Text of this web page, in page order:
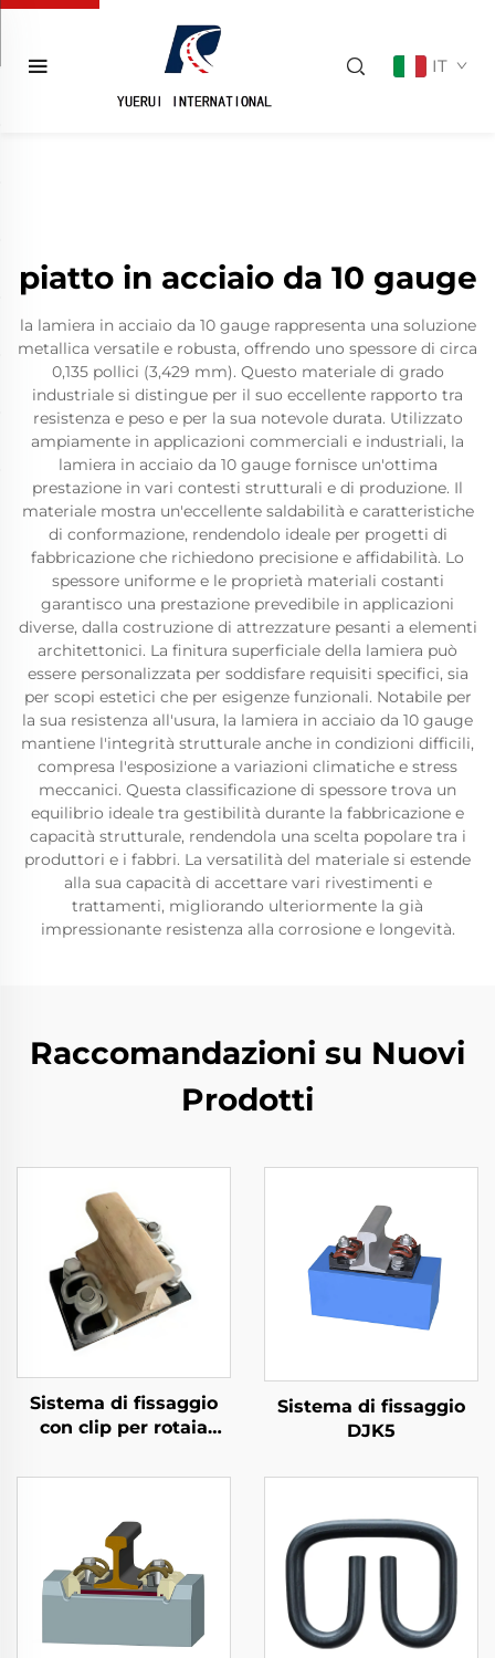
IT
piatto in acciaio da 10 gauge
la lamiera in acciaio da 10 gauge rappresenta una soluzione
metallica versatile e robusta, offrendo uno spessore di circa
0,135 pollici (3,429 mm). Questo materiale di grado
industriale si distingue per il suo eccellente rapporto tra
resistenza e peso e per la sua notevole durata. Utilizzato
ampiamente in applicazioni commerciali e industriali, la
lamiera in acciaio da 10 gauge fornisce un'ottima
prestazione in vari contesti strutturali e di produzione. Il
materiale mostra un'eccellente saldabilità e caratteristiche
di conformazione, rendendolo ideale per progetti di
fabbricazione che richiedono precisione e affidabilità. Lo
spessore uniforme e le proprietà materiali costanti
garantisco una prestazione prevedibile in applicazioni
diverse, dalla costruzione di attrezzature pesanti a elementi
architettonici. La finitura superficiale della lamiera può
essere personalizzata per soddisfare requisiti specifici, sia
per scopi estetici che per esigenze funzionali. Notabile per
la sua resistenza all'usura, la lamiera in acciaio da 10 gauge
mantiene l'integrità strutturale anche in condizioni difficili,
compresa l'esposizione a variazioni climatiche e stress
meccanici. Questa classificazione di spessore trova un
equilibrio ideale tra gestibilità durante la fabbricazione e
capacità strutturale, rendendola una scelta popolare tra i
produttori e i fabbri. La versatilità del materiale si estende
alla sua capacità di accettare vari rivestimenti e
trattamenti, migliorando ulteriormente la già
impressionante resistenza alla corrosione e longevità.
Raccomandazioni su Nuovi
Prodotti
Sistema di fissaggio
con clip per rotaia
Sistema di fissaggio
DJK5